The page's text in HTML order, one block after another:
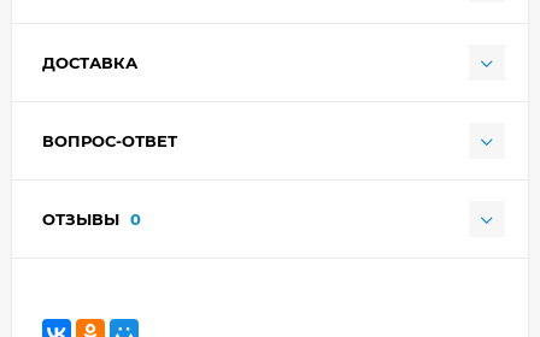
ДОСТАВКА
ВОПРОС-ОТВЕТ
ОТЗЫВЫ 0